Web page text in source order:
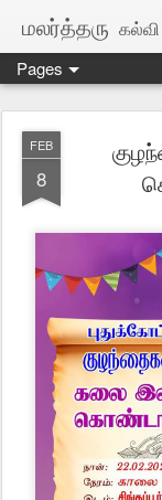
மலர்த்தரு கல்வி
Pages
FEB
8